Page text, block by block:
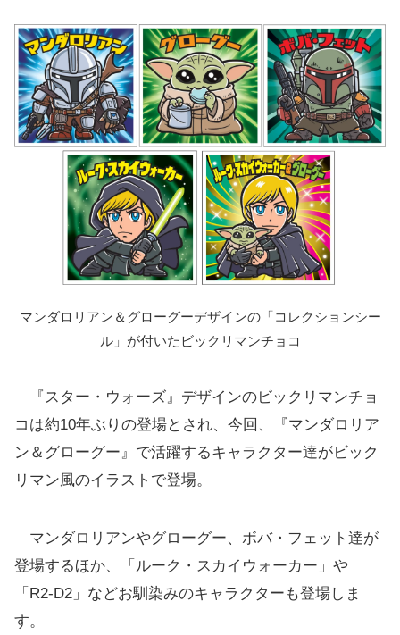
マンダロリアン＆グローグーデザインの「コレクションシー
ル」が付いたビックリマンチョコ
『スター・ウォーズ』デザインのビックリマンチョ
コは約10年ぶりの登場とされ、今回、『マンダロリア
ン＆グローグー』で活躍するキャラクター達がビック
リマン風のイラストで登場。
マンダロリアンやグローグー、ボバ・フェット達が
登場するほか、「ルーク・スカイウォーカー」や
「R2-D2」などお馴染みのキャラクターも登場しま
す。